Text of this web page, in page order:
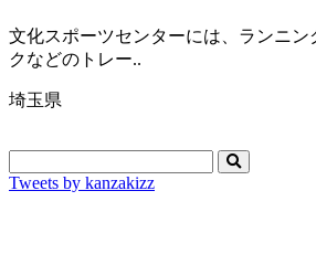
文化スポーツセンターには、ランニン
クなどのトレー..
埼玉県
Tweets by kanzakizz